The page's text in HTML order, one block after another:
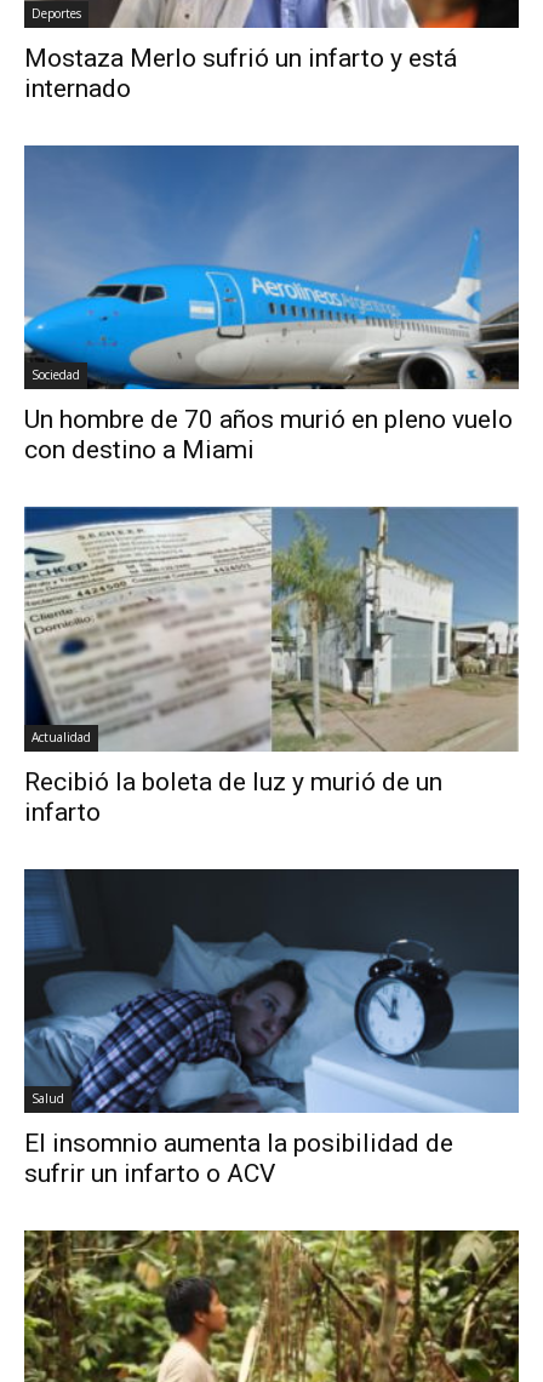
Deportes
Mostaza Merlo sufrió un infarto y está
internado
Sociedad
Un hombre de 70 años murió en pleno vuelo
con destino a Miami
Actualidad
Recibió la boleta de luz y murió de un
infarto
Salud
El insomnio aumenta la posibilidad de
sufrir un infarto o ACV